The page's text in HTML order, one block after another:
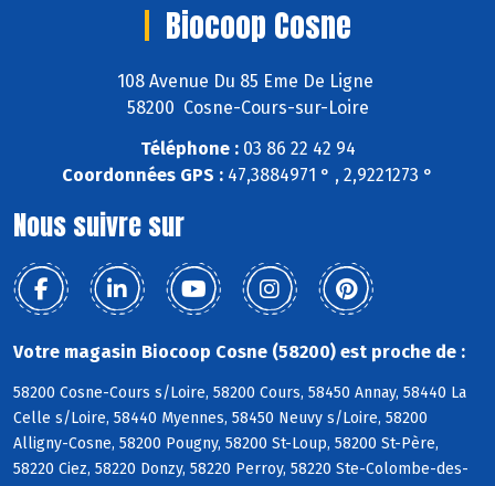
Biocoop Cosne
108 Avenue Du 85 Eme De Ligne
58200 Cosne-Cours-sur-Loire
Téléphone :03 86 22 42 94
Coordonnées GPS : 47,3884971 ° , 2,9221273 °
Nous suivre sur
Votre magasin Biocoop Cosne (58200) est proche de :
58200 Cosne-Cours s/Loire, 58200 Cours, 58450 Annay, 58440 La
Celle s/Loire, 58440 Myennes, 58450 Neuvy s/Loire, 58200
Alligny-Cosne, 58200 Pougny, 58200 St-Loup, 58200 St-Père,
58220 Ciez, 58220 Donzy, 58220 Perroy, 58220 Ste-Colombe-des-